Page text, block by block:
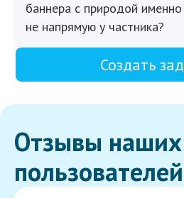
баннера с природой
не напрямую у частника?
Создать
Отзывы наших
пользователей